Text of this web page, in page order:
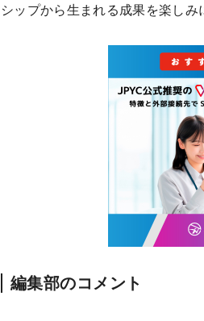
シップから生まれる成果を楽しみ
編集部のコメント